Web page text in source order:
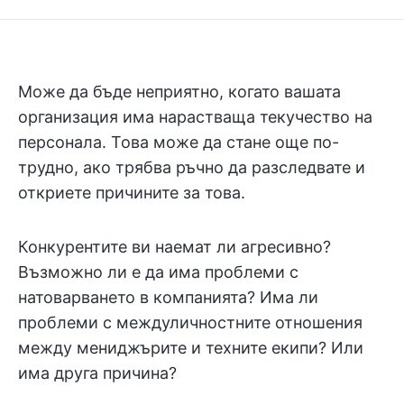
Може да бъде неприятно, когато вашата
организация има нарастваща текучество на
персонала. Това може да стане още по-
трудно, ако трябва ръчно да разследвате и
откриете причините за това.
Конкурентите ви наемат ли агресивно?
Възможно ли е да има проблеми с
натоварването в компанията? Има ли
проблеми с междуличностните отношения
между мениджърите и техните екипи? Или
има друга причина?